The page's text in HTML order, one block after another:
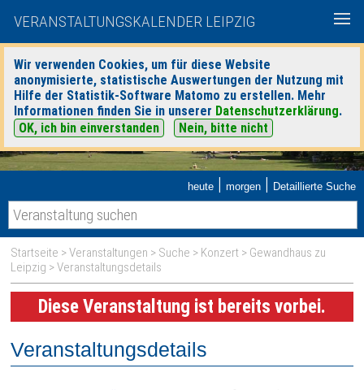
VERANSTALTUNGSKALENDER LEIPZIG
Wir verwenden Cookies, um für diese Website
anonymisierte, statistische Auswertungen der Nutzung mit
Hilfe der Statistik-Software Matomo zu erstellen. Mehr
Informationen finden Sie in unserer Datenschutzerklärung.
OK, ich bin einverstanden
Nein, bitte nicht
heute | morgen | Detaillierte Suche
Startseite >Veranstaltungen > Suche > Konzert > Gewandhaus zu
Leipzig > Veranstaltungsdetails
Diese Veranstaltung ist bereits vorbei.
Veranstaltungsdetails